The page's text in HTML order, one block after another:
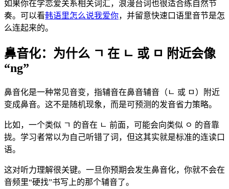
如果你在学恋爱关系相关词汇，浪漫台词也很适合练自然节
奏。可以看韩语里怎么说我爱你，并留意快速口语里音节是怎
么连起来的。
鼻音化：为什么 ㄱ 在 ㄴ 或 ㅁ 附近会像
“ng”
鼻音化是一种常见音变，指辅音在鼻音辅音（ㄴ 或 ㅁ）附近
变成鼻音。这不是随机现象，而是可预测的发音省力策略。
比如，一个类似 ㄱ 的音在 ㄴ 前面，可能会向类似 ㅇ 的音靠
拢。学习者常以为自己听错了词，但这其实就是标准的连读口
语。
这对听力理解很关键。一旦你预期会发生鼻音化，你就不会在
音频里“硬找”书写上的那个辅音了。